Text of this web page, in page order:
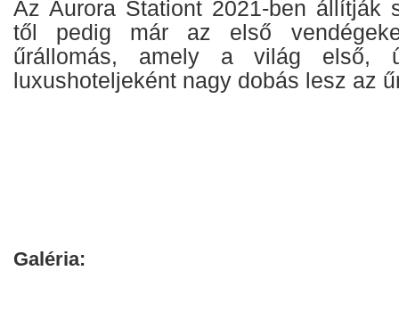
Az Aurora Stationt 2021-ben állítják
től pedig már az első
űrállomás, amely a világ első,
luxushoteljeként nagy dobás lesz az
Galéria: